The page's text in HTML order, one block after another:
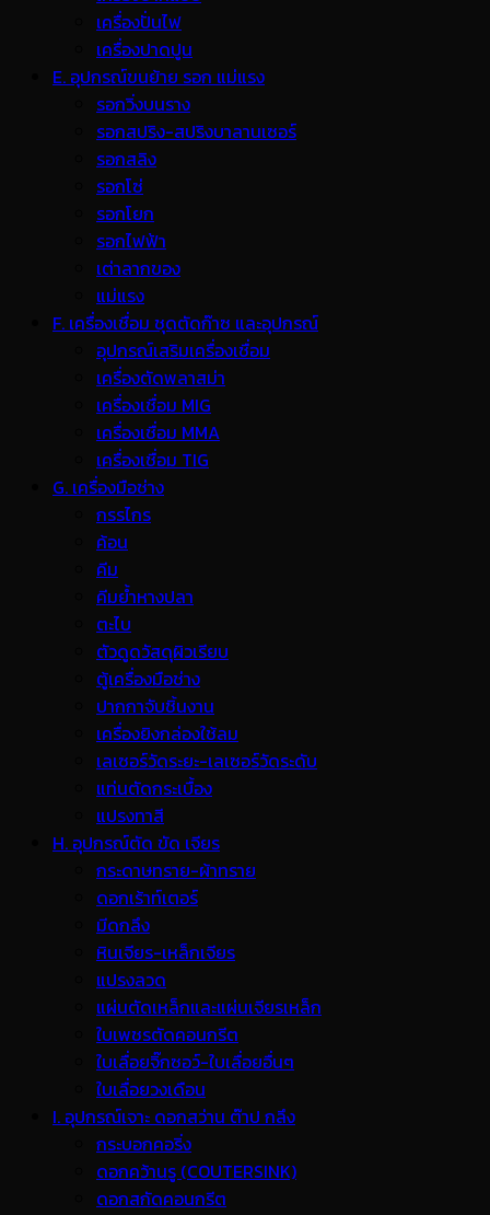
เครื่องปั่นไฟ
เครื่องปาดปูน
E. อุปกรณ์ขนย้าย รอก แม่แรง
รอกวิ่งบนราง
รอกสปริง-สปริงบาลานเซอร์
รอกสลิง
รอกโซ่
รอกโยก
รอกไฟฟ้า
เต่าลากของ
แม่แรง
F. เครื่องเชื่อม ชุดตัดก๊าซ และอุปกรณ์
อุปกรณ์เสริมเครื่องเชื่อม
เครื่องตัดพลาสม่า
เครื่องเชื่อม MIG
เครื่องเชื่อม MMA
เครื่องเชื่อม TIG
G. เครื่องมือช่าง
กรรไกร
ค้อน
คีม
คีมย้ำหางปลา
ตะไบ
ตัวดูดวัสดุผิวเรียบ
ตู้เครื่องมือช่าง
ปากกาจับชิ้นงาน
เครื่องยิงกล่องใช้ลม
เลเซอร์วัดระยะ-เลเซอร์วัดระดับ
แท่นตัดกระเบื้อง
แปรงทาสี
H. อุปกรณ์ตัด ขัด เจียร
กระดาษทราย-ผ้าทราย
ดอกเร้าท์เตอร์
มีดกลึง
หินเจียร-เหล็กเจียร
แปรงลวด
แผ่นตัดเหล็กและแผ่นเจียรเหล็ก
ใบเพชรตัดคอนกรีต
ใบเลื่อยจิ๊กซอว์-ใบเลื่อยอื่นๆ
ใบเลื่อยวงเดือน
I. อุปกรณ์เจาะ ดอกสว่าน ต๊าป กลึง
กระบอกคอริ่ง
ดอกคว้านรู (COUTERSINK)
ดอกสกัดคอนกรีต